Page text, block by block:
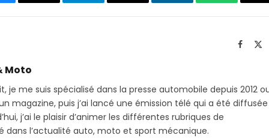
Moto
je me suis spécialisé dans la presse automobile depuis 2012
magazine, puis j’ai lancé une émission télé qui a été diffusée
j’ai le plaisir d’animer les différentes rubriques de
dans l’actualité auto, moto et sport mécanique.